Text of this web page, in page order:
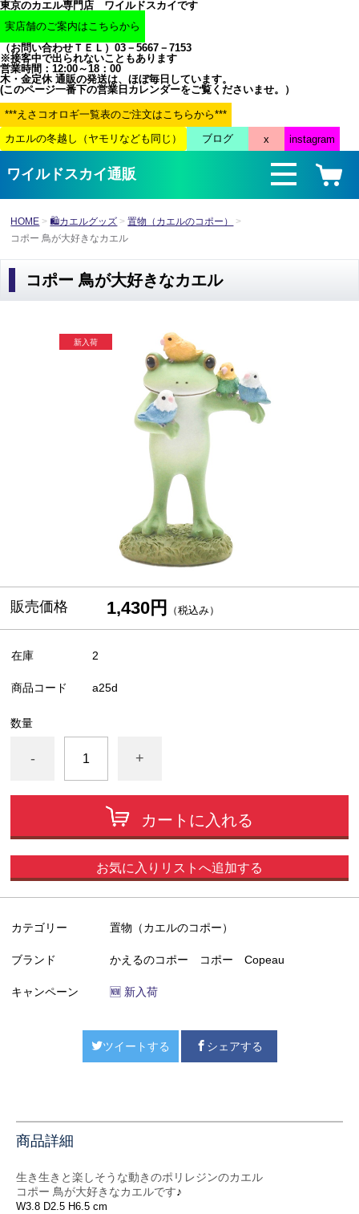
東京のカエル専門店 ワイルドスカイです
（お問い合わせＴＥＬ）03－5667－7153
※接客中で出られないこともあります
営業時間：12:00～18：00
木・金定休 通販の発送は、ほぼ毎日しています。
(このページ一番下の営業日カレンダーをご覧くださいませ。）
ワイルドスカイ通販
HOME 🛍カエルグッズ
置物（カエルのコポー）
コポー 鳥が大好きなカエル
コポー 鳥が大好きなカエル
販売価格 1,430円 （税込み）
在庫 2
商品コード a25d
数量
- +
カートに入れる
お気に入りリストへ追加する
カテゴリー 置物（カエルのコポー）
ブランド かえるのコポー コポー Copeau
キャンペーン 🆕 新入荷
ツイートする シェアする
商品詳細
生き生きと楽しそうな動きのポリレジンのカエル
コポー 鳥が大好きなカエルです♪
W3.8 D2.5 H6.5 cm